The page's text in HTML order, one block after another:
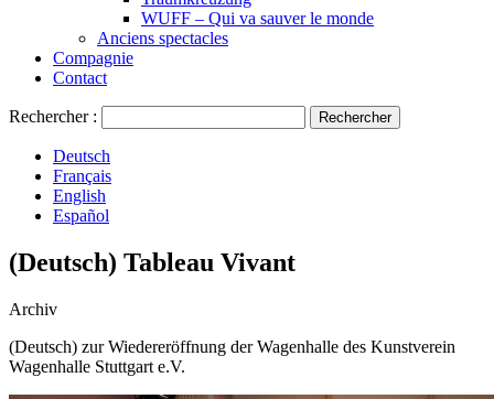
WUFF – Qui va sauver le monde
Anciens spectacles
Compagnie
Contact
Rechercher :
Deutsch
Français
English
Español
(Deutsch) Tableau Vivant
Archiv
(Deutsch) zur Wiedereröffnung der Wagenhalle des Kunstverein
Wagenhalle Stuttgart e.V.